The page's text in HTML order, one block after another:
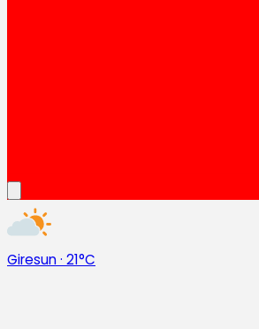
Giresun· 21°C